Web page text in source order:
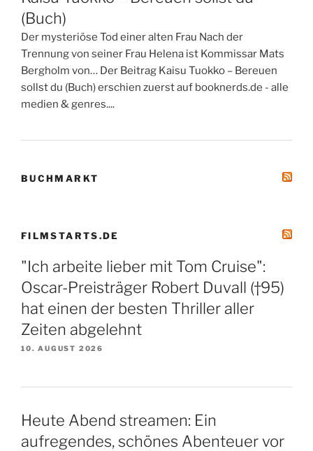
(Buch)
Der mysteriöse Tod einer alten Frau Nach der
Trennung von seiner Frau Helena ist Kommissar Mats
Bergholm von… Der Beitrag Kaisu Tuokko – Bereuen
sollst du (Buch) erschien zuerst auf booknerds.de - alle
medien & genres....
BUCHMARKT
FILMSTARTS.DE
"Ich arbeite lieber mit Tom Cruise":
Oscar-Preisträger Robert Duvall (†95)
hat einen der besten Thriller aller
Zeiten abgelehnt
10. AUGUST 2026
Heute Abend streamen: Ein
aufregendes, schönes Abenteuer vor